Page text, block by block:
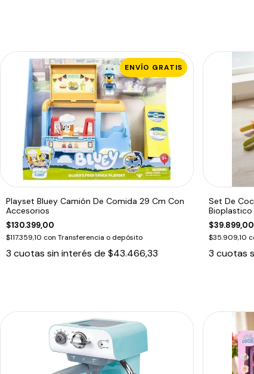
ENVÍO GRATIS
Playset Bluey Camión De Comida 29 Cm Con
Accesorios
$130.399,00
$117.359,10 con Transferencia o depósito
3 cuotas sin interés de $43.466,33
Set De
Bioplastico
$39.899,00
$35.909,10
3 cuotas